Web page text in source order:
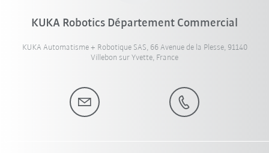
KUKA Robotics Département Commercial
KUKA Automatisme + Robotique SAS, 66 Avenue de la Plesse, 91140
Villebon sur Yvette, France